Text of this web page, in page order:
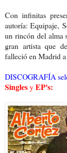
Con infinitas
autoría: Equipaje,
un rincón del alma
gran artista que
falleció en Madrid
DISCOGRAFÍA
SinglesyEP's: